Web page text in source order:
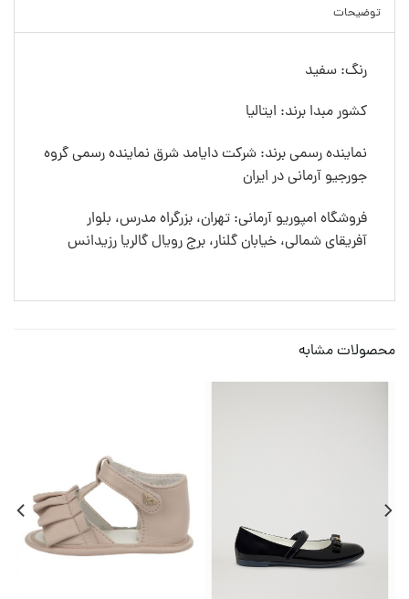
توضیحات
رنگ: سفید
کشور مبدا برند: ایتالیا
نماینده رسمی برند: شرکت دایامد شرق نماینده رسمی گروه
جورجیو آرمانی در ایران
فروشگاه امپوریو آرمانی: تهران، بزرگراه مدرس، بلوار
آفریقای شمالی، خیابان گلنار، برج رویال گالریا رزیدانس
محصولات مشابه